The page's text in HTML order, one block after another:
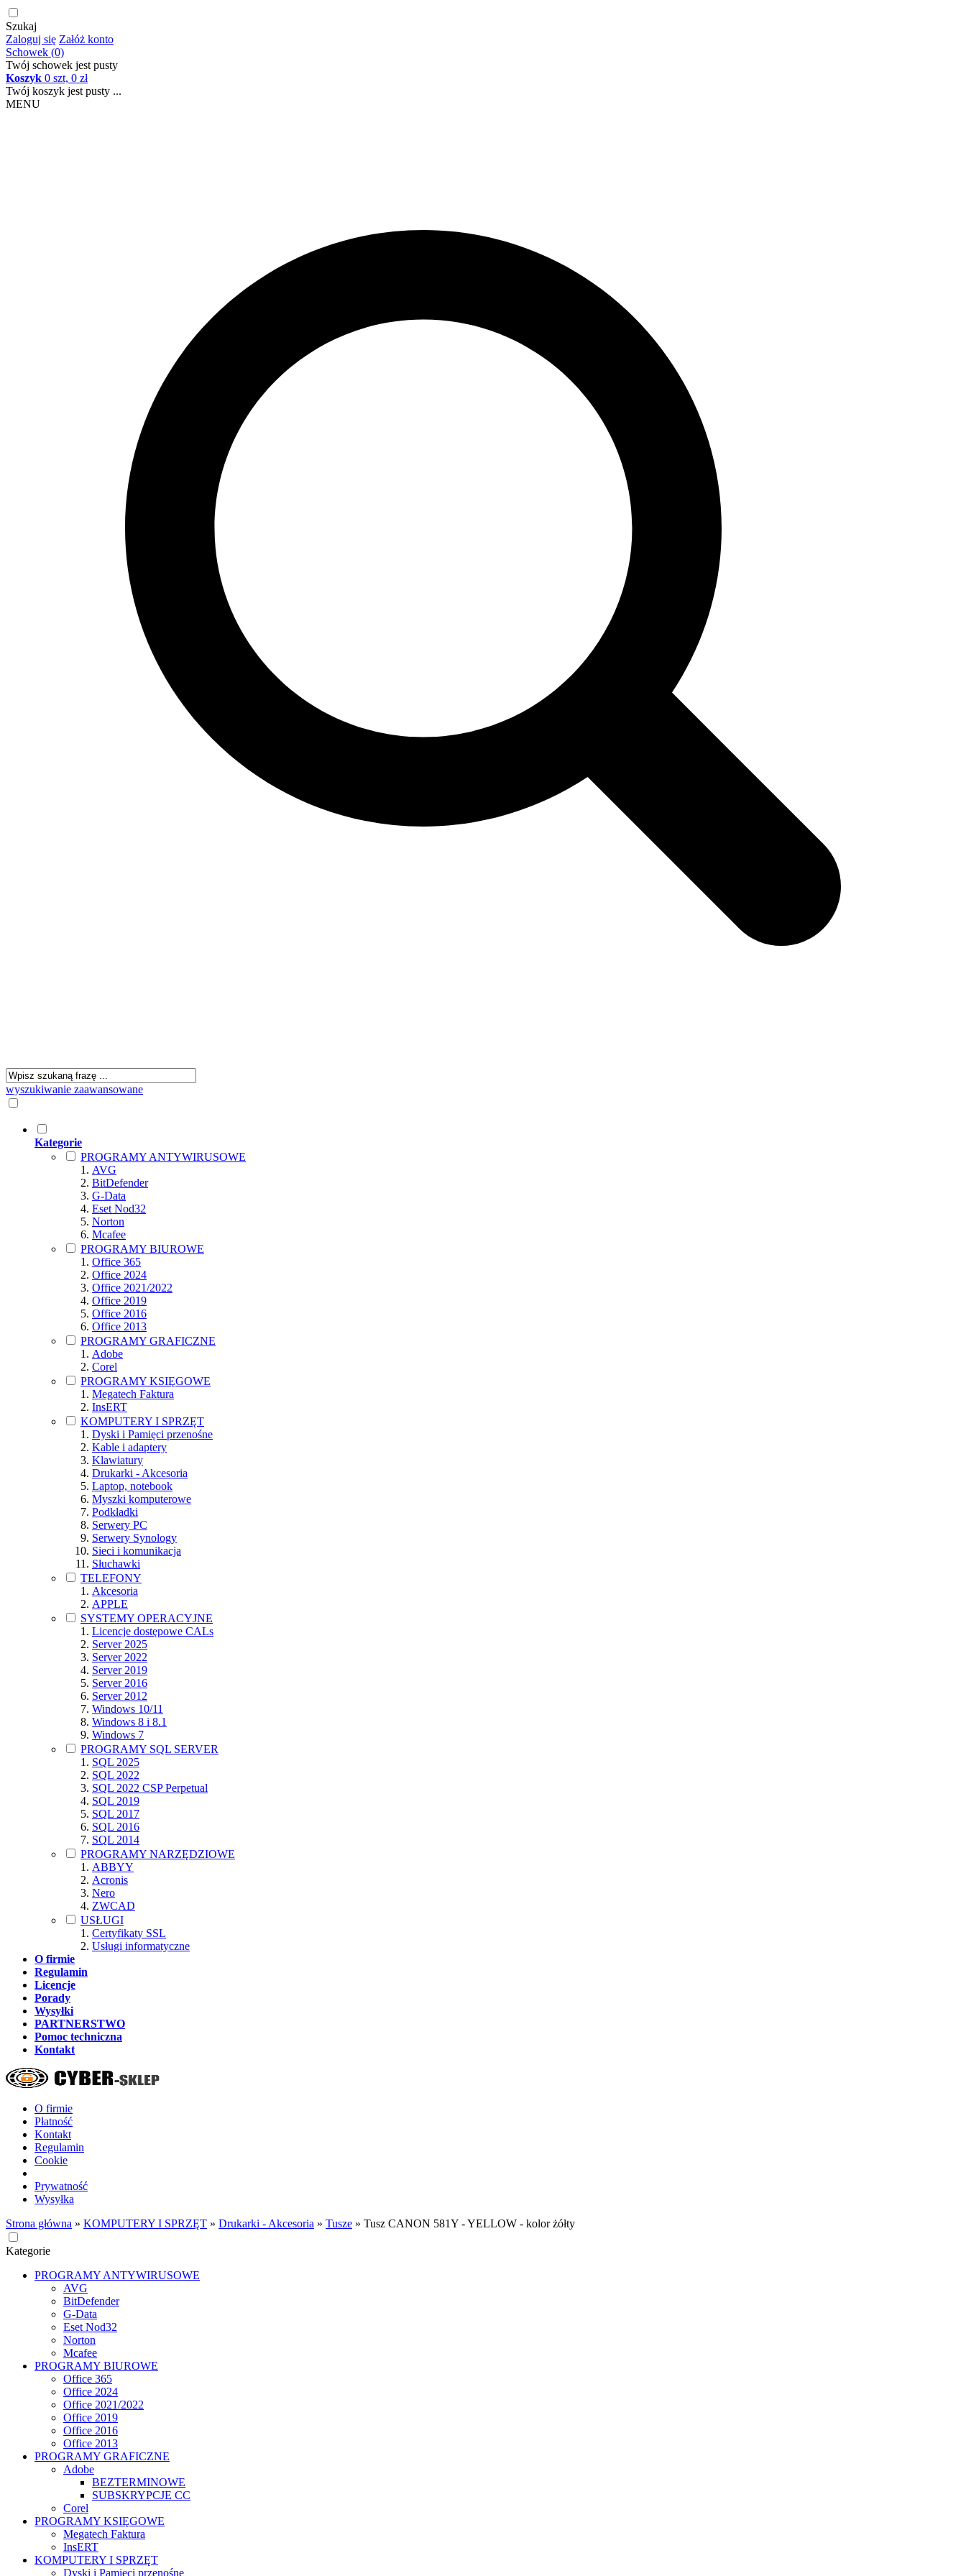
Szukaj
Zaloguj się Załóż konto
Schowek (0)
Twój schowek jest pusty
Koszyk 0 szt, 0 zł
Twój koszyk jest pusty ...
MENU
wyszukiwanie zaawansowane
Kategorie
PROGRAMY ANTYWIRUSOWE
AVG
BitDefender
G-Data
Eset Nod32
Norton
Mcafee
PROGRAMY BIUROWE
Office 365
Office 2024
Office 2021/2022
Office 2019
Office 2016
Office 2013
PROGRAMY GRAFICZNE
Adobe
Corel
PROGRAMY KSIĘGOWE
Megatech Faktura
InsERT
KOMPUTERY I SPRZĘT
Dyski i Pamięci przenośne
Kable i adaptery
Klawiatury
Drukarki - Akcesoria
Laptop, notebook
Myszki komputerowe
Podkładki
Serwery PC
Serwery Synology
Sieci i komunikacja
Słuchawki
TELEFONY
Akcesoria
APPLE
SYSTEMY OPERACYJNE
Licencje dostępowe CALs
Server 2025
Server 2022
Server 2019
Server 2016
Server 2012
Windows 10/11
Windows 8 i 8.1
Windows 7
PROGRAMY SQL SERVER
SQL 2025
SQL 2022
SQL 2022 CSP Perpetual
SQL 2019
SQL 2017
SQL 2016
SQL 2014
PROGRAMY NARZĘDZIOWE
ABBYY
Acronis
Nero
ZWCAD
USŁUGI
Certyfikaty SSL
Usługi informatyczne
O firmie
Regulamin
Licencje
Porady
Wysyłki
PARTNERSTWO
Pomoc techniczna
Kontakt
O firmie
Płatność
Kontakt
Regulamin
Cookie
Prywatność
Wysyłka
Strona główna » KOMPUTERY I SPRZĘT » Drukarki - Akcesoria » Tusze » Tusz CANON 581Y - YELLOW - kolor żółty
Kategorie
PROGRAMY ANTYWIRUSOWE
AVG
BitDefender
G-Data
Eset Nod32
Norton
Mcafee
PROGRAMY BIUROWE
Office 365
Office 2024
Office 2021/2022
Office 2019
Office 2016
Office 2013
PROGRAMY GRAFICZNE
Adobe
BEZTERMINOWE
SUBSKRYPCJE CC
Corel
PROGRAMY KSIĘGOWE
Megatech Faktura
InsERT
KOMPUTERY I SPRZĘT
Dyski i Pamięci przenośne